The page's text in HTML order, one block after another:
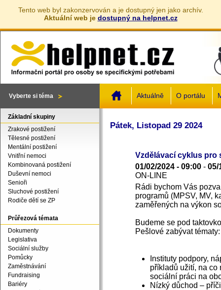
Tento web byl zakonzervován a je dostupný jen jako archív.
Aktuální web je dostupný na helpnet.cz
Vyberte si téma Aktuálně O portálu
Pátek, Listopad 29 2024
Vzdělávací cyklus pro
01/02/2024 - 09:00 - 05/
ON-LINE
Rádi bychom Vás
programů (MPSV, MV,
zaměřených na výkon
Budeme se pod
Pešlové zabývat tématy:
Instituty podpory,
příkladů užití, na co
sociální práci na
Nízký důchod –
Základní skupiny
Zrakové postižení
Tělesné postižení
Mentální postižení
Vnitřní nemoci
Kombinovaná postižení
Duševní nemoci
Senioři
Sluchové postižení
Rodiče dětí se ZP
Průřezová témata
Dokumenty
Legislativa
Sociální služby
Pomůcky
Zaměstnávání
Fundraising
Bariéry